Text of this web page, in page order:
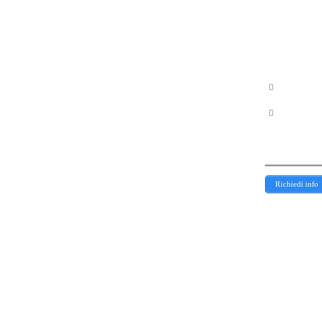
Richiedi info